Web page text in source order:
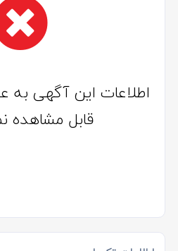
اطلاعات این آگهی
قابل مشاهده